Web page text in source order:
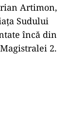
Artimon,
Sudului
încă din
2.